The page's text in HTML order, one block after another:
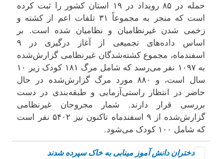
حمله در ۸۵ رویداد در ۱۹ استان کشور را ثبت کرده
است که منجر به مجموعاً ۳۱ تلفات اعم از کشته و
زخمی شدن غیرنظامیان و نظامیان شده است. بر
اسفندماه، مجموع کشته‌شدگان غیرنظامی گزارش‌شده
به ۱۰۹۷ نفر می‌رسد که شامل مرگ ۱۸۱ کودک زیر ۱۰
سال است، و ۸۸۰ مورد مرگ گزارش‌شده در حال
حاضر در انتظار راستی‌آزمایی و طبقه‌بندی در دست
بررسی قرار دارند. شمار مجروحان غیرنظامی
گزارش‌شده از ۹ اسفندماه تاکنون نیز ۵۴۰۲ نفر است
که شامل ۱۰۰ کودک می‌شود.
دختران دانش آموز مینابی بە خاک سپردە شدند